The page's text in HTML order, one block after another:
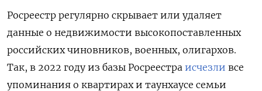
Росреестр регулярно скрывает или удаляет
данные о недвижимости высокопоставленных
российских чиновников, военных, олигархов.
Так, в 2022 году из базы Росреестра исчезли все
упоминания о квартирах и таунхаусе семьи